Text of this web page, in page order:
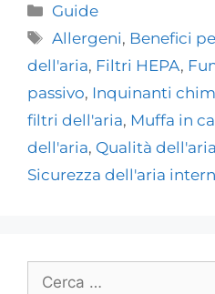
Guide
Allergeni, Benefici
dell'aria, Filtri HEPA,
passivo, Inquinanti
filtri dell'aria, Muffa in
dell'aria, Qualità dell'aria
Sicurezza dell'aria